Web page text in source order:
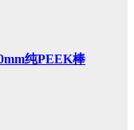
纯PEEK棒